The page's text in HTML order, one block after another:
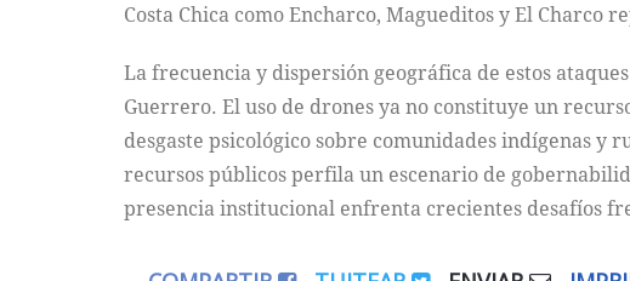
Costa Chica como Encharco, Magueditos y El
La frecuencia y dispersión geográfica de estos
Guerrero. El uso de drones ya no constituye un
desgaste psicológico sobre comunidades indígenas
recursos públicos perfila un escenario de
presencia institucional enfrenta crecientes desafíos